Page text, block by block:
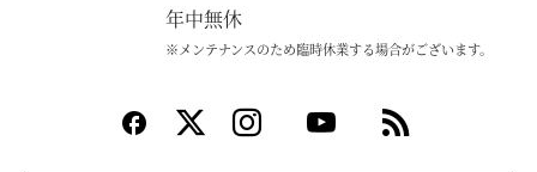
年中無休
※メンテナンスのため臨時休業する場合がございます。